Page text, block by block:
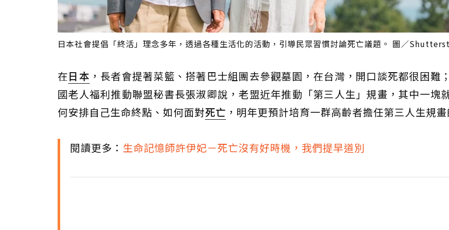
日本社會提倡「終活」理念多年，透過各種生活化的活動，引導民眾習慣討論死亡議題。 圖／
在日本 ，長者會提著菜籃、搭著巴士組團去參觀墓園，在台灣，開口談死都很困難
國老人福利推動聯盟秘書長張淑卿說，老盟近年推動「第三人生」規畫，其中一塊
何安排自己生命終點、如何面對死亡 ，明年更預計培育一群高齡者擔任第三人生規
閱讀更多： 生命記憶師許伊妃－死亡沒有好時機，我們提早道別